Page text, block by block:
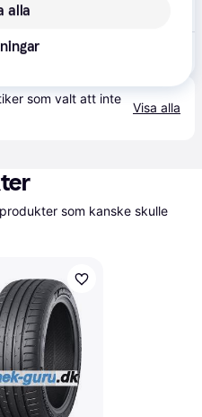
som valt att inte
Visa alla
som kanske skulle
alla